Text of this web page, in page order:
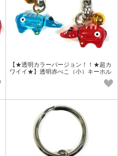
【★透明カラーバージョン！！★超カ
ワイイ★】透明赤べこ（小）キーホル